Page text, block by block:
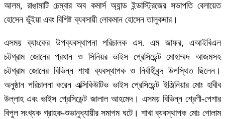
আলম, রাঙামাটি চেম্বার অব কমার্স অ্যান্ড ইন্ডাস্ট্রিজের সভাপতি বেলায়েত
হোসেন ভূঁইয়া এবং বিশিষ্ট ব্যবসায়ী লোকমান হোসেন তালুকদার।
এসময় ব্যাংকের উপব্যবস্থাপনা পরিচালক এস. এম জাফর, এআইবিএল
চট্টগ্রাম জোনের প্রধান ও সিনিয়র ভাইস প্রেসিডেন্ট মোহাম্মদ আজমসহ
চট্টগ্রাম জোনের বিভিন্ন শাখা ব্যবস্থাপক ও নির্বাহীবৃন্দ উপস্থিত ছিলেন।
অনুষ্ঠান পরিচালনা করেন এক্সিকিউটিভ ভাইস প্রেসিডেন্ট ইঞ্জিনিয়ার মোঃ হাবীব
উল্লাহ এবং ভাইস প্রেসিডেন্ট জালাল আহমেদ। এসময় বিভিন্ন শ্রেণী-পেশার
বিপুল সংখ্যক গ্রাহক-শুভানুধ্যায়ীর সমাগম ঘটে। শাখা ব্যবস্থাপক মোঃ গোলাম